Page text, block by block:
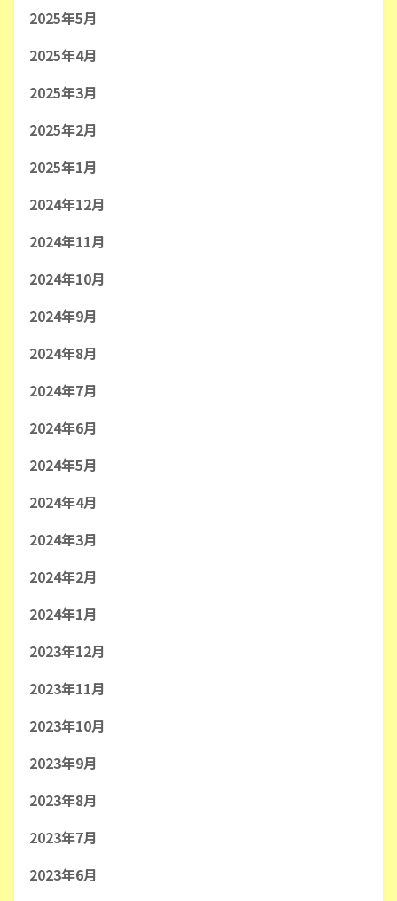
2025年5月
2025年4月
2025年3月
2025年2月
2025年1月
2024年12月
2024年11月
2024年10月
2024年9月
2024年8月
2024年7月
2024年6月
2024年5月
2024年4月
2024年3月
2024年2月
2024年1月
2023年12月
2023年11月
2023年10月
2023年9月
2023年8月
2023年7月
2023年6月